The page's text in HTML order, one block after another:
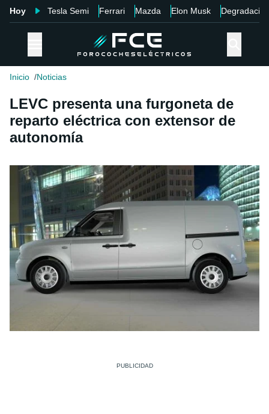
Hoy Tesla Semi Ferrari Mazda Elon Musk Degradación
Inicio Noticias
LEVC presenta una furgoneta de
reparto eléctrica con extensor de
autonomía